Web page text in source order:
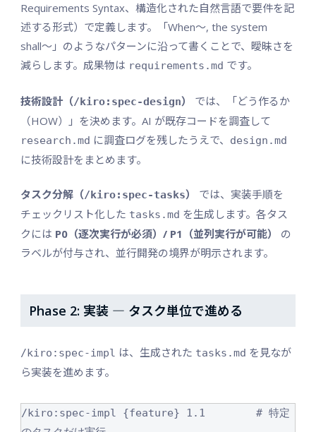
Requirements Syntax、構造化された自然言語で要件を記
述する形式）で定義します。「When〜, the system
shall〜」のようなパターンに沿って書くことで、曖昧さを
減らします。成果物は requirements.md です。
技術設計（/kiro:spec-design）
では、「どう作るか
（HOW）」を決めます。AI が既存コードを調査して
research.md に調査ログを残したうえで、 design.md
に技術設計をまとめます。
タスク分解（/kiro:spec-tasks）
では、実装手順を
チェックリスト化した tasks.md を生成します。各タス
クには P0（逐次実行が必須）/ P1（並列実行が可能）
の
ラベルが付与され、並行開発の境界が明示されます。
Phase 2: 実装 ― タスク単位で進める
/kiro:spec-impl は、生成された tasks.md を見なが
ら実装を進めます。
/kiro:spec-impl {feature} 1.1        # 特定